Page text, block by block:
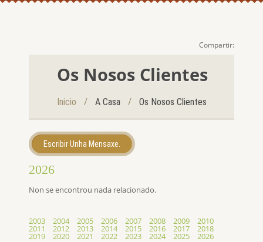
Compartir:
Os Nosos Clientes
Inicio / A Casa / Os Nosos Clientes
Escribir Unha Mensaxe.
2026
Non se encontrou nada relacionado.
2003 2004 2005 2006 2007 2008 2009 2010
2011 2012 2013 2014 2015 2016 2017 2018
2019 2020 2021 2022 2023 2024 2025 2026